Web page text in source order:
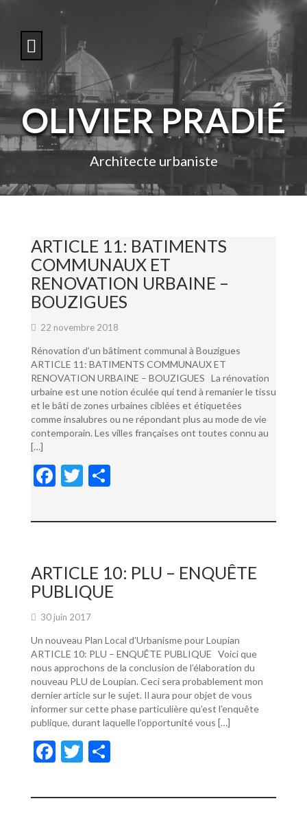
o
c
n
e
OLIVIER PRADIÉ
Architecte urbaniste
ARTICLE 11: BATIMENTS
COMMUNAUX ET
RENOVATION URBAINE –
BOUZIGUES
22 novembre 2018
Rénovation d’un bâtiment communal à Bouzigues
ARTICLE 11: BATIMENTS COMMUNAUX ET
RENOVATION URBAINE – BOUZIGUES La rénovation
urbaine est une notion éculée qui tend à remanier le tissu
et le bâti de zones urbaines ciblées et étiquetées
comme insalubres ou ne répondant plus au mode de vie
contemporain. Les villes françaises ont toutes connu au
[…]
F
e
o
o
k
T
itt ta
er
ARTICLE 10: PLU – ENQUÊTE
PUBLIQUE
30 juin 2017
Un nouveau Plan Local d’Urbanisme pour Loupian
ARTICLE 10: PLU – ENQUÊTE PUBLIQUE Voici que
nous approchons de la conclusion de l’élaboration du
nouveau PLU de Loupian. Ceci sera probablement mon
dernier article sur le sujet. Il aura pour objet de vous
informer sur cette phase particulière qu’est l’enquête
publique, durant laquelle l’opportunité vous […]
F
e
T
itt ta